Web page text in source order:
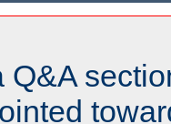
Q&A